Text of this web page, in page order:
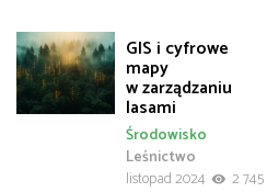
GIS i cyfrowe
mapy
w zarządzaniu
lasami
Leśnictwo
Środowisko
listopad 2024
2 745